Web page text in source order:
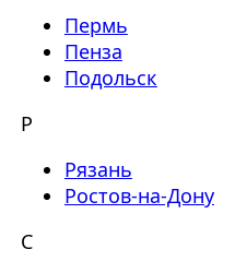
Пермь
Пенза
Подольск
Р
Рязань
Ростов-на-Дону
С